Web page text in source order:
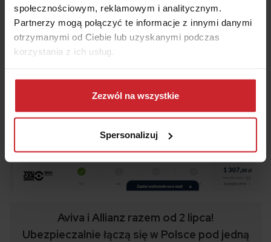
społecznościowym, reklamowym i analitycznym.
Partnerzy mogą połączyć te informacje z innymi danymi
otrzymanymi od Ciebie lub uzyskanymi podczas
korzystania z ich usług.
Dowiedz się więcej na temat tego, kim jesteśmy, jak
można się z nami skontaktować i w jaki sposób
przetwarzamy dane osobowe w ramachPolityki
Zezwól na wszystkie
Spersonalizuj
Aviva i Allianz razem od 2 lipca!
Ubezpieczalnie łączą się w Polsce pod jedną